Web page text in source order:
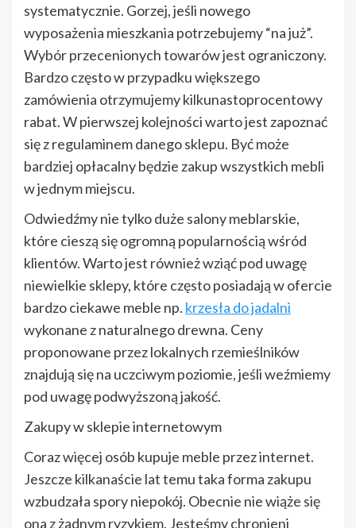
systematycznie. Gorzej, jeśli nowego
wyposażenia mieszkania potrzebujemy “na już”.
Wybór przecenionych towarów jest ograniczony.
Bardzo często w przypadku większego
zamówienia otrzymujemy kilkunastoprocentowy
rabat. W pierwszej kolejności warto jest zapoznać
się z regulaminem danego sklepu. Być może
bardziej opłacalny będzie zakup wszystkich mebli
w jednym miejscu.
Odwiedźmy nie tylko duże salony meblarskie,
które cieszą się ogromną popularnością wśród
klientów. Warto jest również wziąć pod uwagę
niewielkie sklepy, które często posiadają w ofercie
bardzo ciekawe meble np. krzesła do jadalni
wykonane z naturalnego drewna. Ceny
proponowane przez lokalnych rzemieślników
znajdują się na uczciwym poziomie, jeśli weźmiemy
pod uwagę podwyższoną jakość.
Zakupy w sklepie internetowym
Coraz więcej osób kupuje meble przez internet.
Jeszcze kilkanaście lat temu taka forma zakupu
wzbudzała spory niepokój. Obecnie nie wiąże się
ona z żadnym ryzykiem. Jesteśmy chronieni